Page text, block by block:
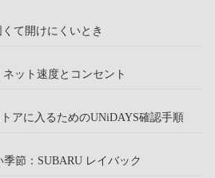
て開けにくいとき
ット速度とコンセント
アに入るためのUNiDAYS確認手順
節：SUBARU レイバック